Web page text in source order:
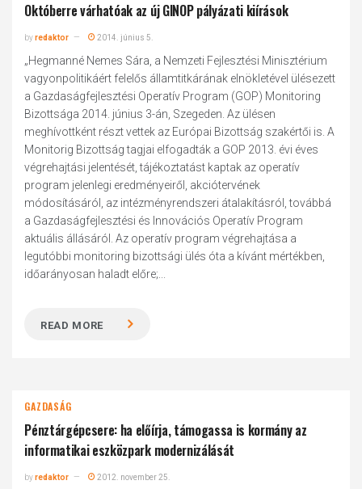
Októberre várhatóak az új GINOP pályázati kiírások
byredaktor 2014. június 5.
„Hegmanné Nemes Sára, a Nemzeti Fejlesztési Minisztérium
vagyonpolitikáért felelős államtitkárának elnökletével ülésezett
a Gazdaságfejlesztési Operatív Program (GOP) Monitoring
Bizottsága 2014. június 3-án, Szegeden. Az ülésen
meghívottként részt vettek az Európai Bizottság szakértői is. A
Monitorig Bizottság tagjai elfogadták a GOP 2013. évi éves
végrehajtási jelentését, tájékoztatást kaptak az operatív
program jelenlegi eredményeiről, akciótervének
módosításáról, az intézményrendszeri átalakításról, továbbá
a Gazdaságfejlesztési és Innovációs Operatív Program
aktuális állásáról. Az operatív program végrehajtása a
legutóbbi monitoring bizottsági ülés óta a kívánt mértékben,
időarányosan haladt előre;...
READ MORE
GAZDASÁG
Pénztárgépcsere: ha előírja, támogassa is kormány az
informatikai eszközpark modernizálását
byredaktor 2012. november 25.